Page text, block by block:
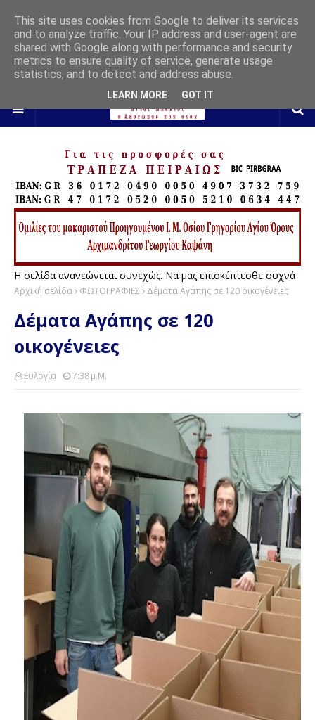
Η σελίδα ανανεώνεται συνεχώς. Να μας επισκέπτεσθε συχνά
Αρχική σελίδα ΦΩΤΟΓΡΑΦΙΕΣ Δέματα Αγάπης σε 120 οικογένειες
Δέματα Αγάπης σε 120
οικογένειες
Ευλογία 7:38 Μ.μ.
This site uses cookies from Google to deliver its services
and to analyze traffic. Your IP address and user-agent are
shared with Google along with performance and security
metrics to ensure quality of service, generate usage
statistics, and to detect and address abuse.
LEARN MORE GOT IT